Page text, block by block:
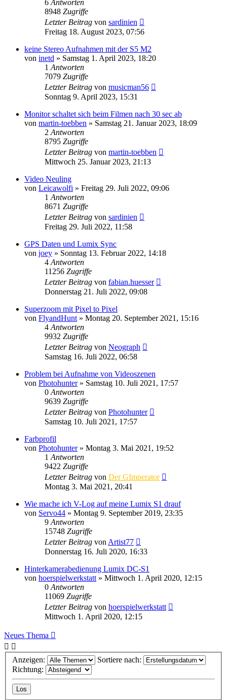
6 Antworten
8948 Zugriffe
Letzter Beitrag von sardinien
Freitag 18. August 2023, 07:56
keine Stereo Aufnahmen mit der S5 M2
von inetd » Samstag 1. April 2023, 18:20
1 Antworten
7079 Zugriffe
Letzter Beitrag von musicman56
Sonntag 9. April 2023, 15:31
Monitor schaltet sich beim Filmen nach 30 sec ab
von martin-toebben » Samstag 21. Januar 2023, 18:09
2 Antworten
8795 Zugriffe
Letzter Beitrag von martin-toebben
Mittwoch 25. Januar 2023, 21:13
Video Neuling
von Leicawolfi » Freitag 29. Juli 2022, 09:06
1 Antworten
8671 Zugriffe
Letzter Beitrag von sardinien
Freitag 29. Juli 2022, 11:58
GPS Daten und Lumix Sync
von joey » Sonntag 13. Februar 2022, 14:18
4 Antworten
11256 Zugriffe
Letzter Beitrag von fabian.huesser
Donnerstag 21. Juli 2022, 09:08
Superzoom mit Pixel to Pixel
von FlyandHunt » Montag 20. September 2021, 15:16
4 Antworten
9932 Zugriffe
Letzter Beitrag von Neograph
Samstag 16. Juli 2022, 06:58
Problem bei Aufnahme von Videoszenen
von Photohunter» Samstag 10. Juli 2021, 17:57
0 Antworten
9639 Zugriffe
Letzter Beitrag von Photohunter
Samstag 10. Juli 2021, 17:57
Farbprofil
von Photohunter» Montag 3. Mai 2021, 19:52
1 Antworten
9422 Zugriffe
Letzter Beitrag von Der GImperator
Montag 3. Mai 2021, 20:41
Wie mache ich V-Log auf meine Lumix S1 drauf
von Servo44 » Montag 9. September 2019, 23:35
9 Antworten
15748 Zugriffe
Letzter Beitrag von Artist77
Donnerstag 16. Juli 2020, 16:33
Hinterkamerabedienung Lumix DC-S1
von hoerspielwerkstatt » Mittwoch 1. April 2020, 12:15
0 Antworten
11069 Zugriffe
Letzter Beitrag von hoerspielwerkstatt
Mittwoch 1. April 2020, 12:15
Neues Thema
Anzeigen:
Sortiere nach:
Richtung: